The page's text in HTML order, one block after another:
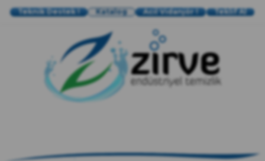
Teknik Destek ! Katalog Acil Vidanjör ! Teklif Al